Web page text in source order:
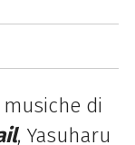
di
, Yasuharu